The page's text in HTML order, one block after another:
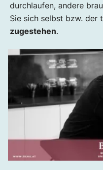
durchlaufen, andere
Sie sich selbst bzw. der
zugestehen.